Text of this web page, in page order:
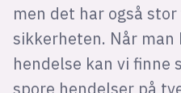
men det har også
sikkerheten. Når man
hendelse kan vi finne
spore hendelser på